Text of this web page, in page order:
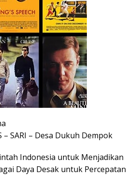
– SARI – Desa Dukuh Dempok
Indonesia untuk Menjadikan
Daya Desak untuk Percepatan